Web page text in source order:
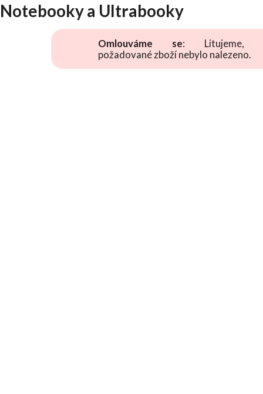
Notebooky a Ultrabooky
Omlouváme se: Litujeme,
požadované zboží nebylo nalezeno.